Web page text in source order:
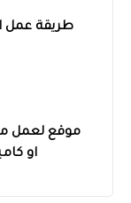
طريقة عمل
موقع لعمل
او